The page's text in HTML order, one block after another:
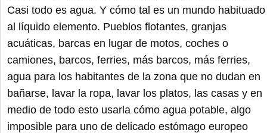
Casi todo es agua. Y cómo tal es un mundo habituado
al líquido elemento. Pueblos flotantes, granjas
acuáticas, barcas en lugar de motos, coches o
camiones, barcos, ferries, más barcos, más ferries,
agua para los habitantes de la zona que no dudan en
bañarse, lavar la ropa, lavar los platos, las casas y en
medio de todo esto usarla cómo agua potable, algo
imposible para uno de delicado estómago europeo